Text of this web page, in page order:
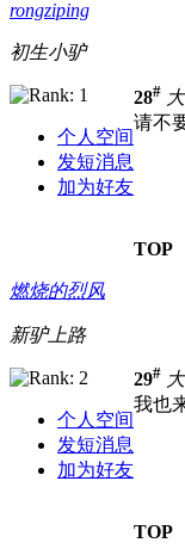
rongziping
初生小驴
个人空间
发短消息
加为好友
28# 大
请不
TOP
燃烧的烈风
新驴上路
个人空间
发短消息
加为好友
29# 大
我也
TOP